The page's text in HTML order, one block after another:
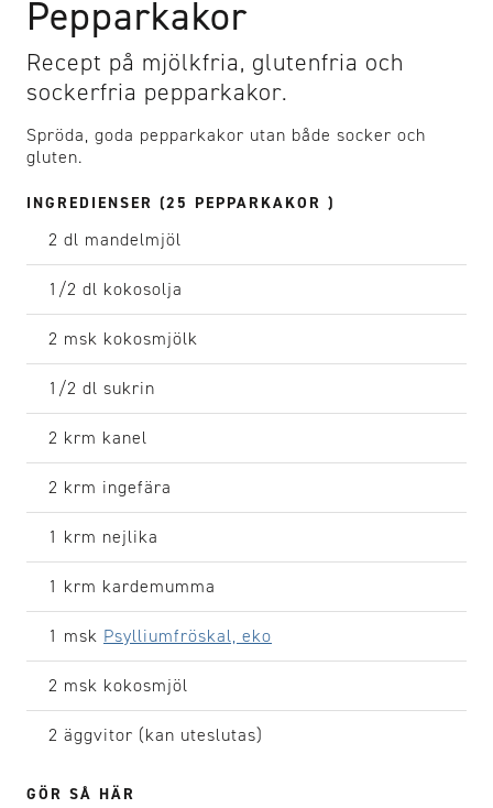
Pepparkakor
Recept på mjölkfria, glutenfria och
sockerfria pepparkakor.
Spröda, goda pepparkakor utan både socker och
gluten.
INGREDIENSER (25 PEPPARKAKOR )
2 dl mandelmjöl
1/2 dl kokosolja
2 msk kokosmjölk
1/2 dl sukrin
2 krm kanel
2 krm ingefära
1 krm nejlika
1 krm kardemumma
1 msk Psylliumfröskal, eko
2 msk kokosmjöl
2 äggvitor (kan uteslutas)
GÖR SÅ HÄR